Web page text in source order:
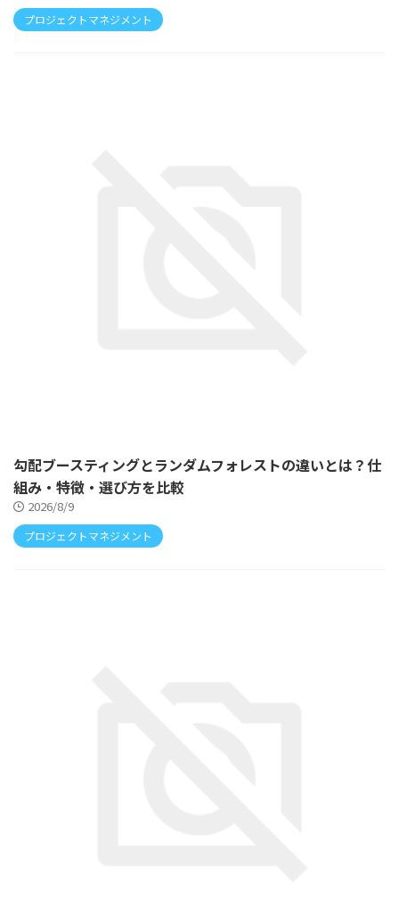
プロジェクトマネジメント
勾配ブースティングとランダムフォレストの違いとは？仕
組み・特徴・選び方を比較
2026/8/9
プロジェクトマネジメント